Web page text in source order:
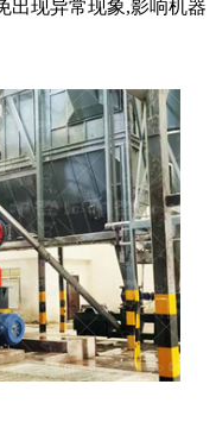
出现异常现象,影响机器